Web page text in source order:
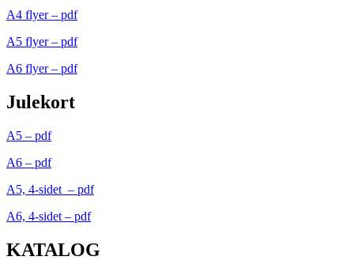
A4 flyer – pdf
A5 flyer – pdf
A6 flyer – pdf
Julekort
A5 – pdf
A6 – pdf
A5, 4-sidet – pdf
A6, 4-sidet – pdf
KATALOG